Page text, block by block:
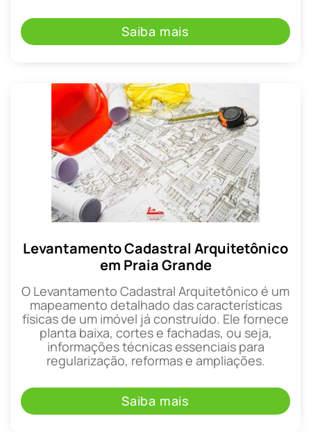
Saiba mais
Levantamento Cadastral Arquitetônico
em Praia Grande
O Levantamento Cadastral Arquitetônico é um
mapeamento detalhado das características
físicas de um imóvel já construído. Ele fornece
planta baixa, cortes e fachadas, ou seja,
informações técnicas essenciais para
regularização, reformas e ampliações.
Saiba mais